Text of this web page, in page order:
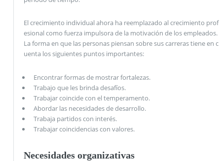
El crecimiento individual ahora ha reemplazado al crecimiento prof
esional como fuerza impulsora de la motivación de los empleados.
La forma en que las personas piensan sobre sus carreras tiene en c
uenta los siguientes puntos importantes:
Encontrar formas de mostrar fortalezas.
Trabajo que les brinda desafíos.
Trabajar coincide con el temperamento.
Abordar las necesidades de desarrollo.
Trabaja partidos con interés.
Trabajar coincidencias con valores.
Necesidades organizativas